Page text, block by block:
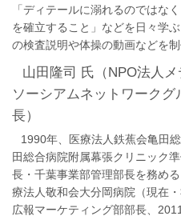
「ディテールに溺れるのではな
を確立すること」などを日々学
の検査説明や体操の動画などを
山田隆司 氏（NPO法人メ
ソーシアムネットワークグ
長）
1990年、医療法人鉄蕉会亀田総
田総合病院附属幕張クリニック
長・千葉事業部管理部長を務め
療法人敬和会大分岡病院（現在
広報マーケティング部部長、